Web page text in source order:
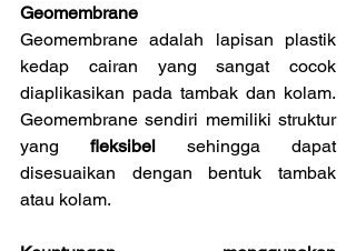
Geomembrane
Geomembrane adalah lapisan plastik
kedap cairan yang sangat cocok
diaplikasikan pada tambak dan kolam.
Geomembrane sendiri memiliki struktur
yang fleksibel sehingga dapat
disesuaikan dengan bentuk tambak
atau kolam.